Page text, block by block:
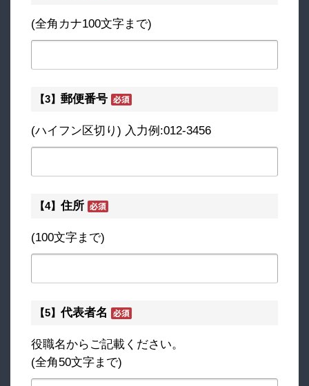
(全角カナ100文字まで)
【3】 郵便番号
(ハイフン区切り) 入力例:012-3456
【4】住所
(100文字まで)
【5】 代表者名
役職名からご記載ください。
(全角50文字まで)